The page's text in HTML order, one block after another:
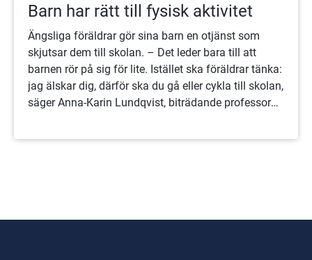
Barn har rätt till fysisk aktivitet
Ängsliga föräldrar gör sina barn en otjänst som
skjutsar dem till skolan. – Det leder bara till att
barnen rör på sig för lite. Istället ska föräldrar tänka:
jag älskar dig, därför ska du gå eller cykla till skolan,
säger Anna-Karin Lundqvist, biträdande professor